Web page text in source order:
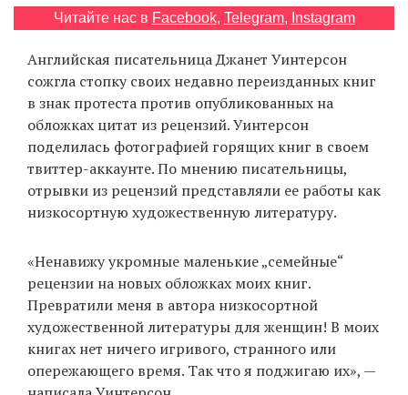
Читайте нас в Facebook, Telegram, Instagram
Английская писательница Джанет Уинтерсон
сожгла стопку своих недавно переизданных книг
в знак протеста против опубликованных на
обложках цитат из рецензий. Уинтерсон
поделилась фотографией горящих книг в своем
твиттер-аккаунте. По мнению писательницы,
отрывки из рецензий представляли ее работы как
низкосортную художественную литературу.
«Ненавижу укромные маленькие „семейные“
рецензии на новых обложках моих книг.
Превратили меня в автора низкосортной
художественной литературы для женщин! В моих
книгах нет ничего игривого, странного или
опережающего время. Так что я поджигаю их», —